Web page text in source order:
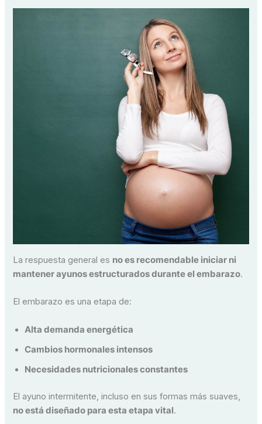
La respuesta general es no es recomendable iniciar ni
mantener ayunos estructurados durante el embarazo.
El embarazo es una etapa de:
Alta demanda energética
Cambios hormonales intensos
Necesidades nutricionales constantes
El ayuno intermitente, incluso en sus formas más suaves,
no está diseñado para esta etapa vital.